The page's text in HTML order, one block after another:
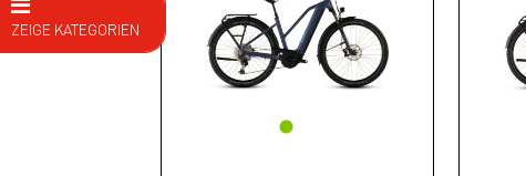
ZEIGE KATEGORIEN